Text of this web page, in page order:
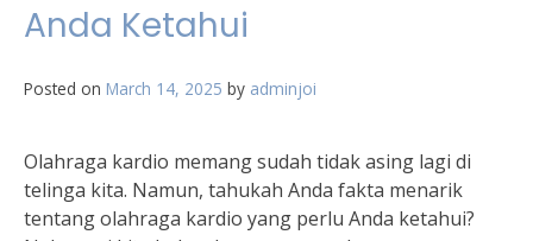
Anda Ketahui
Posted on March 14, 2025 by adminjoi
Olahraga kardio memang sudah tidak asing lagi di
telinga kita. Namun, tahukah Anda fakta menarik
tentang olahraga kardio yang perlu Anda ketahui?